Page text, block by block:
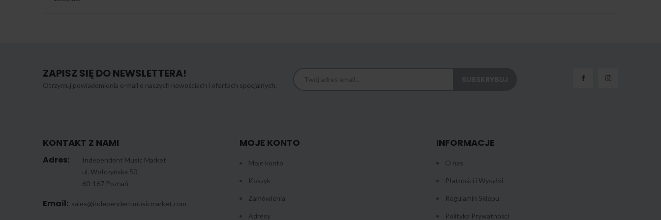
ZAPISZ SIĘ DO NEWSLETTERA!
Otrzymuj powiadomienia e-mail o naszych nowościach i ofertach specjalnych.
KONTAKT Z NAMI
Adres:
Independent Music Market
ul. Wołczyńska 50
60-167 Poznań
Email: sales@independentmusicmarket.com
MOJE KONTO
Moje konto
Koszyk
Zamówienia
Adresy
INFORMACJE
O nas
Płatności i Wysyłki
Regulamin Sklepu
Polityka Prywatności